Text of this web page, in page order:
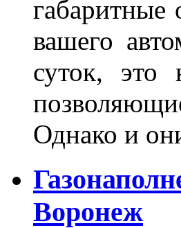
габаритные
вашего
суток, это
Однако и
Воронеж